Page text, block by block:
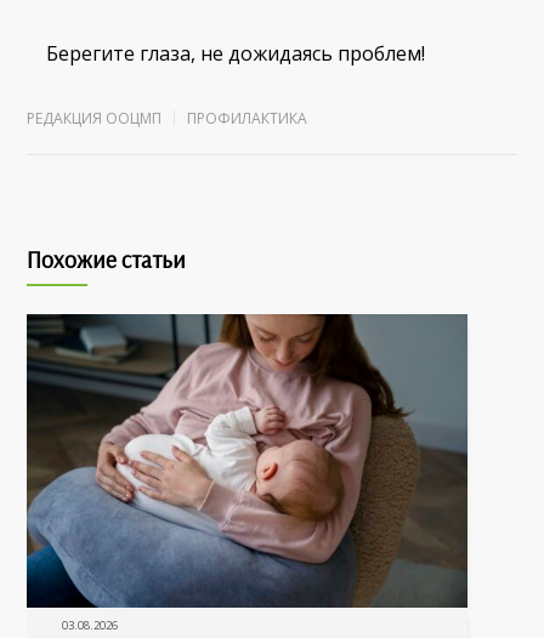
Берегите глаза, не дожидаясь проблем!
РЕДАКЦИЯ ООЦМП ПРОФИЛАКТИКА
Похожие статьи
03.08.2026